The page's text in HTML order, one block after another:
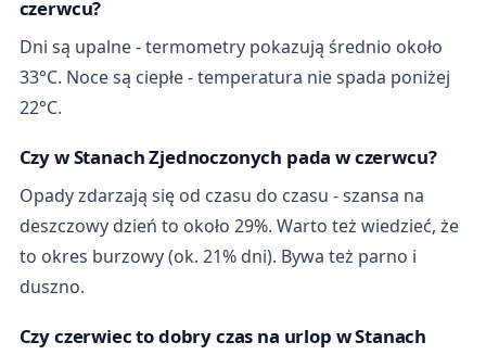
czerwcu?
Dni są upalne - termometry pokazują średnio około
33°C. Noce są ciepłe - temperatura nie spada poniżej
22°C.
Czy w Stanach Zjednoczonych pada w czerwcu?
Opady zdarzają się od czasu do czasu - szansa na
deszczowy dzień to około 29%. Warto też wiedzieć, że
to okres burzowy (ok. 21% dni). Bywa też parno i
duszno.
Czy czerwiec to dobry czas na urlop w Stanach